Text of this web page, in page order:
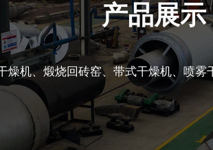
产品展示
燥机、煅烧回砖窑、带式干燥机、喷雾